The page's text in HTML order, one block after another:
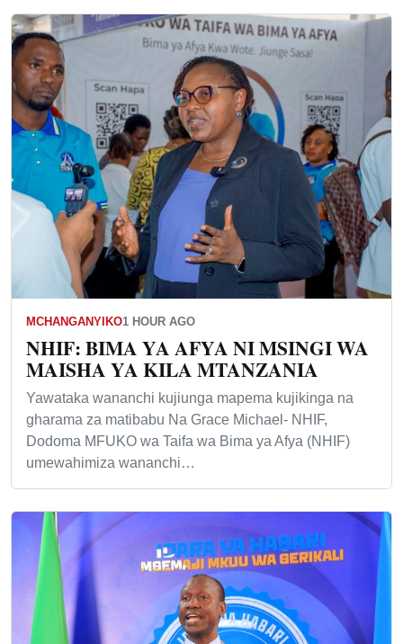
MCHANGANYIKO1 HOUR AGO
NHIF: BIMA YA AFYA NI MSINGI WA
MAISHA YA KILA MTANZANIA
Yawataka wananchi kujiunga mapema kujikinga na
gharama za matibabu Na Grace Michael- NHIF,
Dodoma MFUKO wa Taifa wa Bima ya Afya (NHIF)
umewahimiza wananchi…